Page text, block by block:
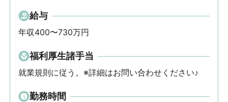
給与
年収400〜730万円
福利厚生諸手当
就業規則に従う。※詳細はお問い合わせください♪
勤務時間